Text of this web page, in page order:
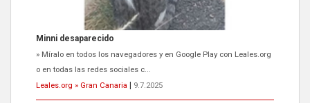
Minni desaparecido
» Míralo en todos los navegadores y en Google Play con Leales.org
o en todas las redes sociales c...
Leales.org » Gran Canaria
9.7.2025